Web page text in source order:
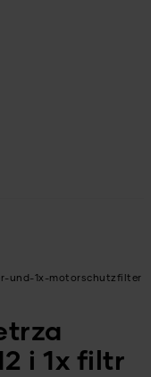
i 1x filtr